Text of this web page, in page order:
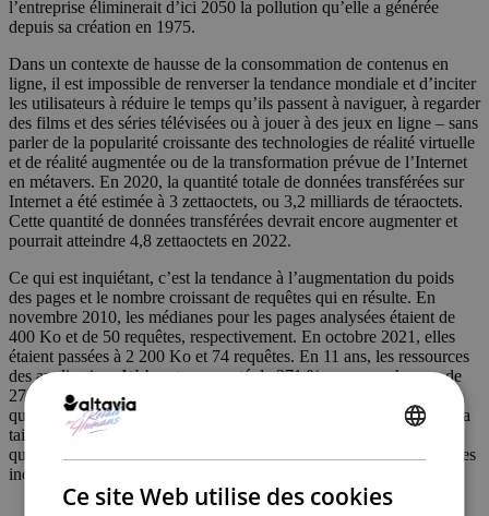
l’entreprise éliminerait d’ici 2050 la pollution qu’elle a générée
depuis sa création en 1975.
Dans un contexte de hausse de la consommation de contenus en
ligne, il est impossible de renverser la tendance mondiale et d’inciter
les utilisateurs à réduire le temps qu’ils passent à naviguer, à regarder
des films et des séries télévisées ou à jouer à des jeux en ligne – sans
parler de la popularité croissante des technologies de réalité virtuelle
et de réalité augmentée ou de la transformation prévue de l’Internet
en métavers. En 2020, la quantité totale de données transférées sur
Internet a été estimée à 3 zettaoctets, ou 3,2 milliards de téraoctets.
Cette quantité de données transférées devrait encore augmenter et
pourrait atteindre 4,8 zettaoctets en 2022.
Ce qui est inquiétant, c’est la tendance à l’augmentation du poids
des pages et le nombre croissant de requêtes qui en résulte. En
novembre 2010, les médianes pour les pages analysées étaient de
400 Ko et de 50 requêtes, respectivement. En octobre 2021, elles
étaient passées à 2 200 Ko et 74 requêtes. En 11 ans, les ressources
des applications Web ont augmenté de 371 %, avec une hausse de
27,5 % du nombre de requêtes générées. La bonne nouvelle, c’est
que cette croissance a ralenti au cours des deux dernières années, la
taille des pages en glissement annuel n’ayant augmenté que de
quelques pour cent en 2020 et en 2021, avec un nombre de requêtes
inchangé.
Ce site Web utilise des cookies